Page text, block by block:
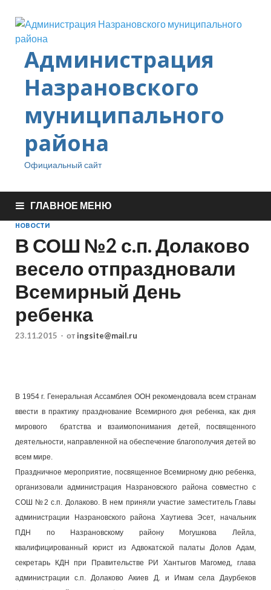
Администрация
Назрановского
муниципального
района
Официальный сайт
ГЛАВНОЕ МЕНЮ
НОВОСТИ
В СОШ №2 с.п. Долаково
весело отпраздновали
Всемирный День
ребенка
23.11.2015 - от ingsite@mail.ru
В 1954 г. Генеральная Ассамблея ООН рекомендовала всем странам
ввести в практику празднование Всемирного дня ребенка, как дня
мирового братства и взаимопонимания детей, посвященного
деятельности, направленной на обеспечение благополучия детей во
всем мире.
Праздничное мероприятие, посвященное Всемирному дню ребенка,
организовали администрация Назрановского района совместно с
СОШ №2 с.п. Долаково. В нем приняли участие заместитель Главы
администрации Назрановского района Хаутиева Эсет, начальник
ПДН по Назрановскому району Могушкова Лейла,
квалифицированный юрист из Адвокатской палаты Долов Адам,
секретарь КДН при Правительстве РИ Хантыгов Магомед, глава
администрации с.п. Долаково Акиев Д. и Имам села Даурбеков